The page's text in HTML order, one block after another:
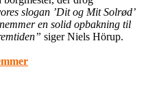
slogan ’Dit og Mit Solrød’
en solid opbakning til
siger Niels Hörup.